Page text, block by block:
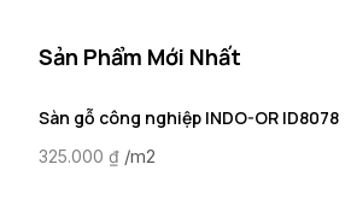
Sản Phẩm Mới Nhất
Sàn gỗ công nghiệp INDO-OR ID8078
325.000 ₫ /m2